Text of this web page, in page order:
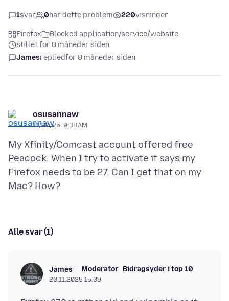
1svar 0har dette problem 220visninger
Firefox
Blocked application/service/website
stillet for 8 måneder siden
Jamesrepliedfor 8 måneder siden
osusannaw
11/20/25, 9:38 AM
My Xfinity/Comcast account offered free
Peacock. When I try to activate it says my
Firefox needs to be 27. Can I get that on my
Alle svar (1)
James Moderator Bidragsyder i top 10
20.11.2025 15.09